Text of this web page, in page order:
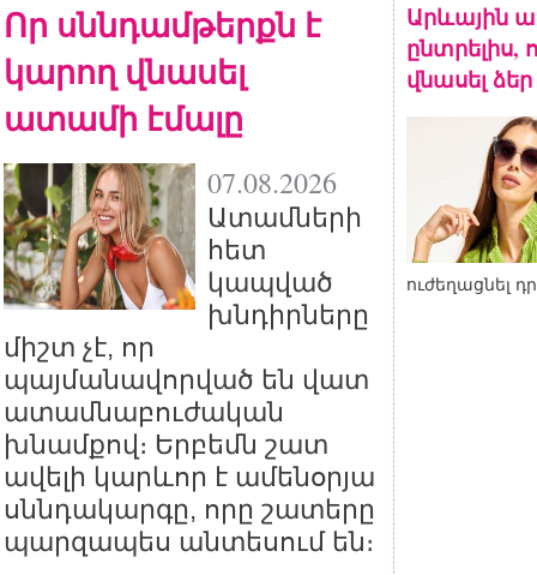
Որ սննդամթերքն է
կարող վնասել
ատամի էմալը
07.08.2026
Ատամների
հետ
կապված
խնդիրները
միշտ չէ, որ
պայմանավորված են վատ
ատամնաբուժական
խնամքով։ Երբեմն շատ
ավելի կարևոր է ամենօրյա
սննդակարգը, որը շատերը
պարզապես անտեսում են։
Արևային
ընտրելիս,
վնասել
ուժեղացնել